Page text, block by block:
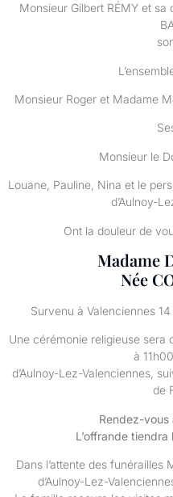
Monsieur Gilbert RÉMY et
Monsieur Roger et Madame
Monsieur le
Louane, Pauline, Nina et le
d’Aulnoy-
Ont la douleur de
Madame
Née
Survenu à Valenciennes
Une cérémonie religieuse sera
à
d’Aulnoy-Lez-Valenciennes,
de
Rendez-vous
L’offrande
Dans l’attente des funérailles
d’Aulnoy-Lez-